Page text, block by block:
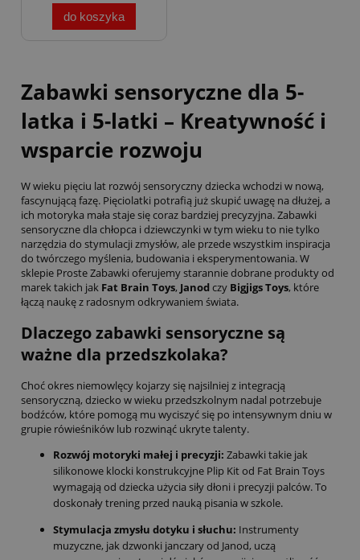
do koszyka
Zabawki sensoryczne dla 5-
latka i 5-latki – Kreatywność i
wsparcie rozwoju
W wieku pięciu lat rozwój sensoryczny dziecka wchodzi w nową,
fascynującą fazę. Pięciolatki potrafią już skupić uwagę na dłużej, a
ich motoryka mała staje się coraz bardziej precyzyjna. Zabawki
sensoryczne dla chłopca i dziewczynki w tym wieku to nie tylko
narzędzia do stymulacji zmysłów, ale przede wszystkim inspiracja
do twórczego myślenia, budowania i eksperymentowania. W
sklepie Proste Zabawki oferujemy starannie dobrane produkty od
marek takich jak Fat Brain Toys, Janodczy Bigjigs Toys, które
łączą naukę z radosnym odkrywaniem świata.
Dlaczego zabawki sensoryczne są
ważne dla przedszkolaka?
Choć okres niemowlęcy kojarzy się najsilniej z integracją
sensoryczną, dziecko w wieku przedszkolnym nadal potrzebuje
bodźców, które pomogą mu wyciszyć się po intensywnym dniu w
grupie rówieśników lub rozwinąć ukryte talenty.
Rozwój motoryki małej i precyzji: Zabawki takie jak
silikonowe klocki konstrukcyjne Plip Kit od Fat Brain Toys
wymagają od dziecka użycia siły dłoni i precyzji palców. To
doskonały trening przed nauką pisania w szkole.
Stymulacja zmysłu dotyku i słuchu: Instrumenty
muzyczne, jak dzwonki janczary od Janod, uczą